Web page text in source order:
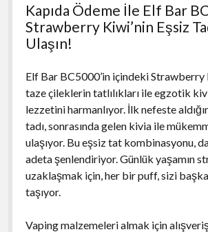
Kapıda Ödeme İle Elf Bar
Strawberry Kiwi’nin Eşsiz
Ulaşın!
Elf Bar BC5000’in içindeki Strawberry
taze çileklerin tatlılıkları ile egzotik
lezzetini harmanlıyor. İlk nefeste
tadı, sonrasında gelen kivia ile
ulaşıyor. Bu eşsiz tat kombinasyonu,
adeta şenlendiriyor. Günlük yaşamın
uzaklaşmak için, her bir puff, sizi
taşıyor.
Vaping malzemeleri almak için